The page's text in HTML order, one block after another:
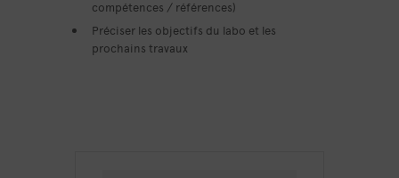
compétences / références)
Préciser les objectifs du labo et les
prochains travaux